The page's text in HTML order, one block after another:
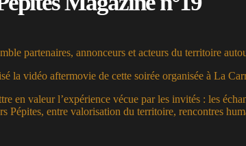
partenaires, annonceurs et acteurs du territoire
la vidéo aftermovie de cette soirée organisée à La
en valeur l’expérience vécue par les invités : les
Pépites, entre valorisation du territoire, rencontres